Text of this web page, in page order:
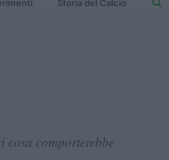
Storia del Calcio
comporterebbe